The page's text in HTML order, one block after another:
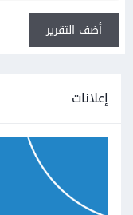
أضف التقرير
إعلانات